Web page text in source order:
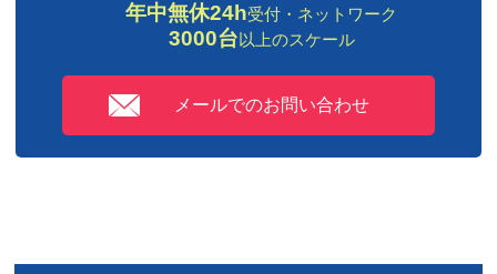
年中無休24h受付・ネットワーク
3000台以上のスケール
メールでのお問い合わせ